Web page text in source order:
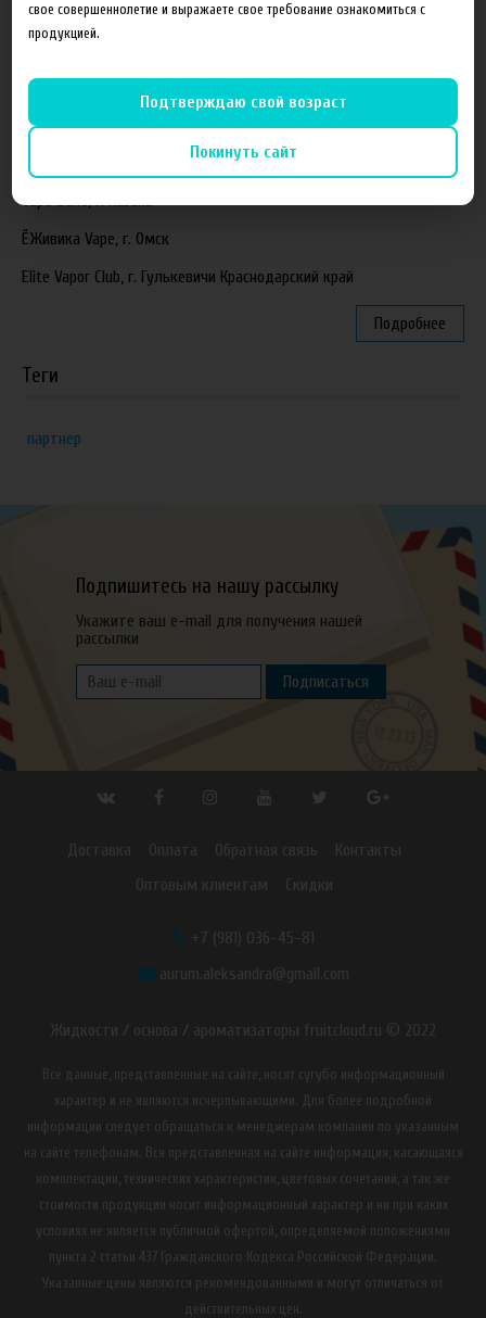
Подробнее
"ZEUS", г. Санкт-Петербург
VapeReserve, г. Ульяновск
Vape Band, г. Казань
ЁЖивика Vape, г. Омск
Elite Vapor Club, г. Гулькевичи Краснодарский край
Подробнее
Теги
партнер
Подпишитесь на нашу рассылку
Укажите ваш e-mail для получения нашей
рассылки
Подписаться
Доставка Оплата Обратная связь
Контакты
Оптовым клиентам
Скидки
+7 (981) 036-45-81
aurum.aleksandra@gmail.com
Жидкости / основа / ароматизаторы fruitcloud.ru © 2022
Все данные, представленные на сайте, носят сугубо информационный
характер и не являются исчерпывающими. Для более подробной
информации следует обращаться к менеджерам компании по указанным
на сайте телефонам. Вся представленная на сайте информация, касающаяся
комплектации, технических характеристик, цветовых сочетаний, а так же
стоимости продукции носит информационный характер и ни при каких
условиях не является публичной офертой, определяемой положениями
пункта 2 статьи 437 Гражданского Кодекса Российской Федерации.
Указанные цены являются рекомендованными и могут отличаться от
действительных цен.
свое совершеннолетие и выражаете свое требование ознакомиться с
продукцией.
Подтверждаю свой возраст
Покинуть сайт